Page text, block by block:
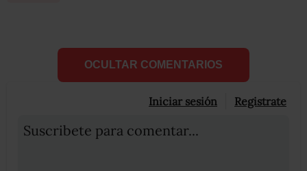
OCULTAR COMENTARIOS
Iniciar sesión Registrate
Suscribete para comentar...